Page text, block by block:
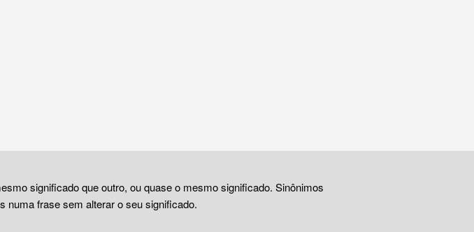
significado que outro, ou quase o mesmo significado. Sinônimos
numa frase sem alterar o seu significado.